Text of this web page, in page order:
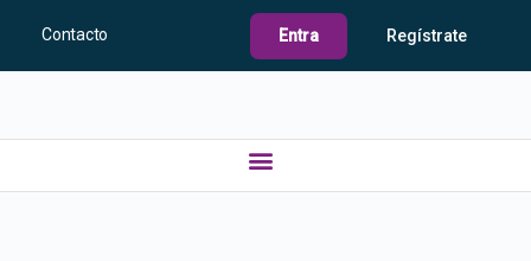
Contacto Entra Regístrate